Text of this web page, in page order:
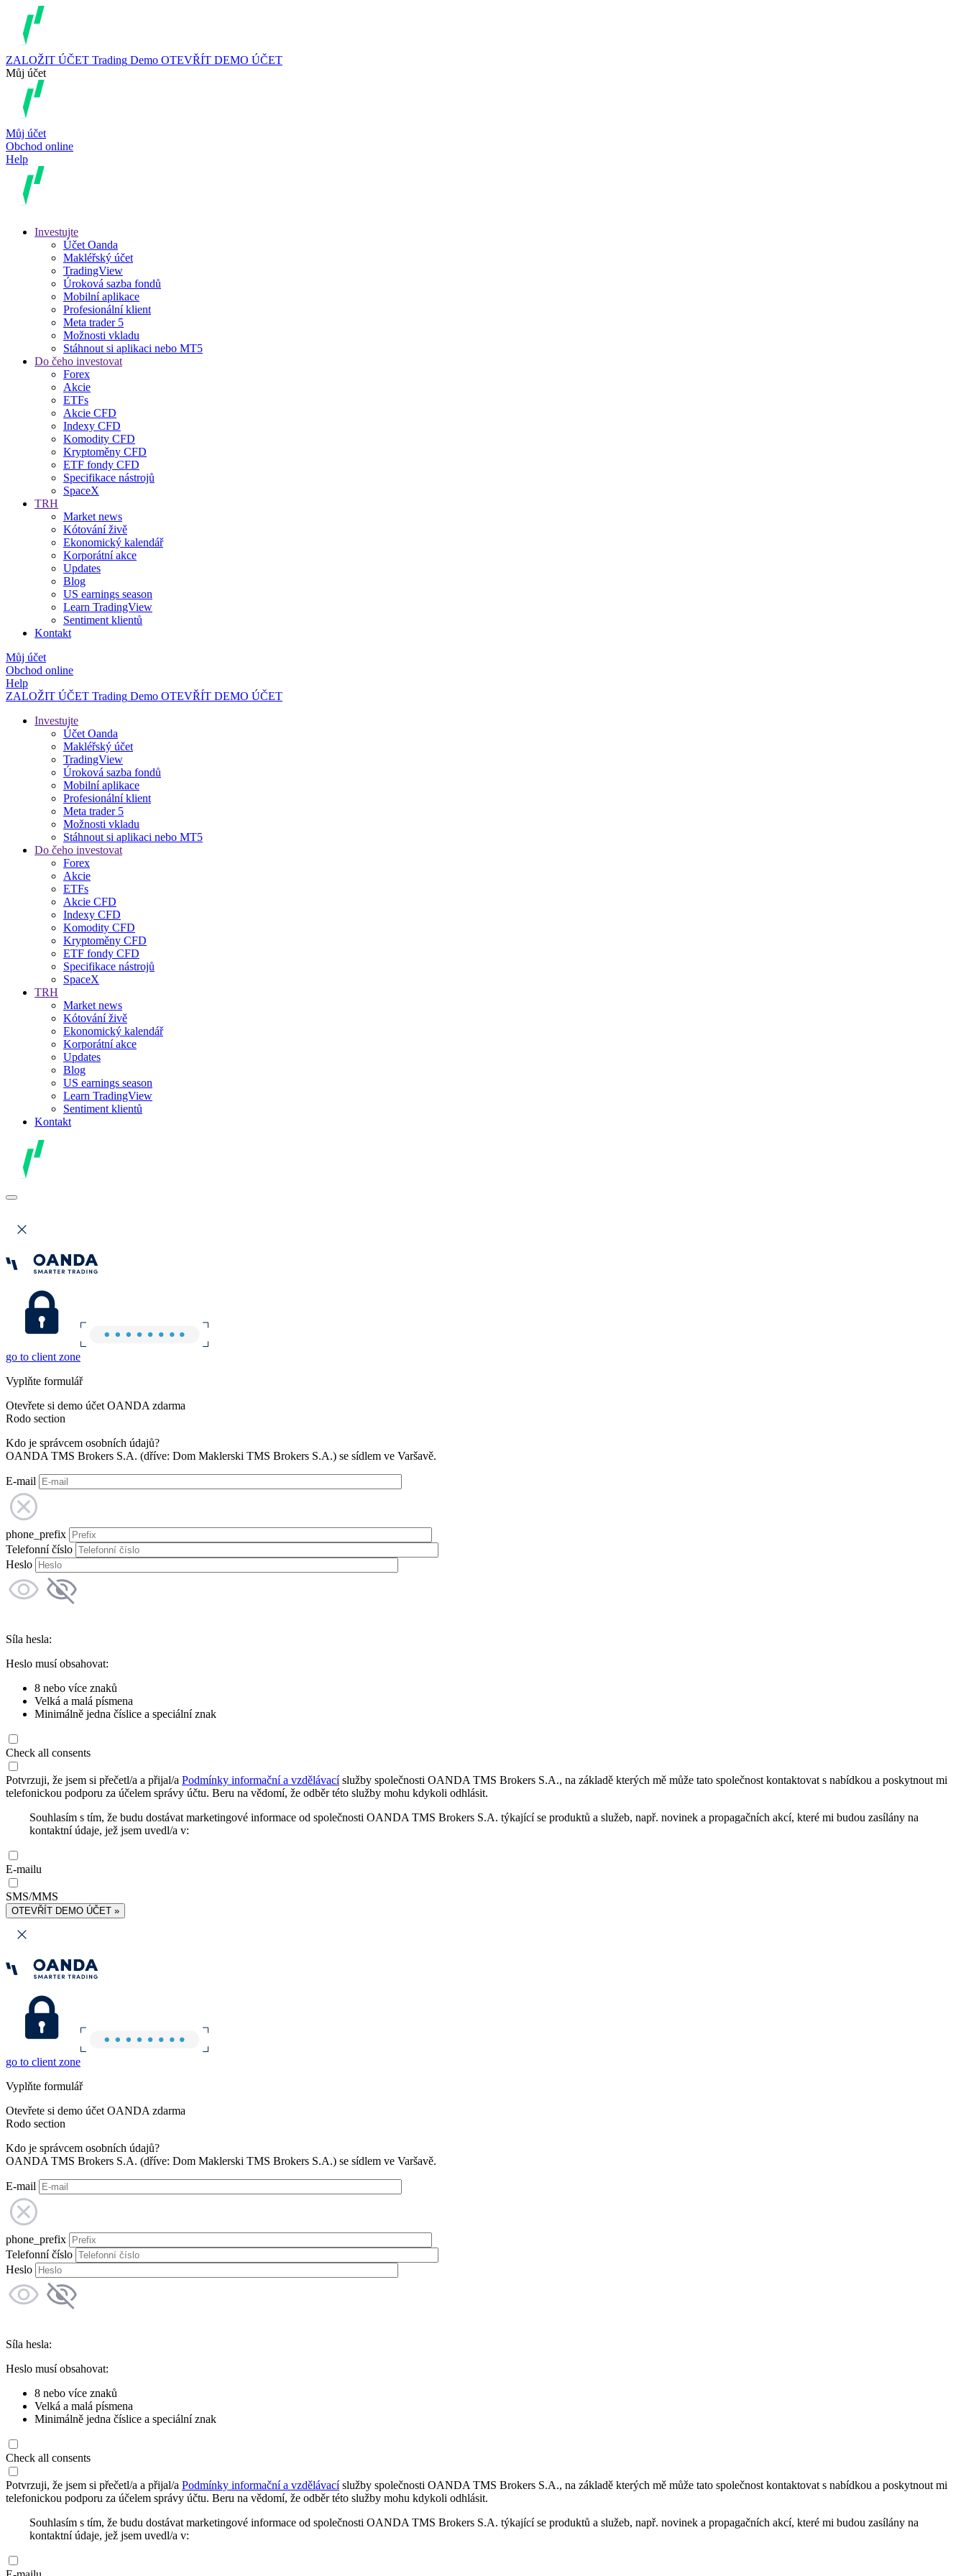
ZALOŽIT ÚČET Trading Demo OTEVŘÍT DEMO ÚČET
Můj účet
Můj účet
Obchod online
Help
Investujte
Účet Oanda
Makléřský účet
TradingView
Úroková sazba fondů
Mobilní aplikace
Profesionální klient
Meta trader 5
Možnosti vkladu
Stáhnout si aplikaci nebo MT5
Do čeho investovat
Forex
Akcie
ETFs
Akcie CFD
Indexy CFD
Komodity CFD
Kryptoměny CFD
ETF fondy CFD
Specifikace nástrojů
SpaceX
TRH
Market news
Kótování živě
Ekonomický kalendář
Korporátní akce
Updates
Blog
US earnings season
Learn TradingView
Sentiment klientů
Kontakt
Můj účet
Obchod online
Help
ZALOŽIT ÚČET Trading Demo OTEVŘÍT DEMO ÚČET
Investujte
Účet Oanda
Makléřský účet
TradingView
Úroková sazba fondů
Mobilní aplikace
Profesionální klient
Meta trader 5
Možnosti vkladu
Stáhnout si aplikaci nebo MT5
Do čeho investovat
Forex
Akcie
ETFs
Akcie CFD
Indexy CFD
Komodity CFD
Kryptoměny CFD
ETF fondy CFD
Specifikace nástrojů
SpaceX
TRH
Market news
Kótování živě
Ekonomický kalendář
Korporátní akce
Updates
Blog
US earnings season
Learn TradingView
Sentiment klientů
Kontakt
go to client zone
Vyplňte formulář
Otevřete si demo účet OANDA zdarma
Rodo section
Kdo je správcem osobních údajů?
OANDA TMS Brokers S.A. (dříve: Dom Maklerski TMS Brokers S.A.) se sídlem ve Varšavě.
E-mail
phone_prefix
Telefonní číslo
Heslo
Síla hesla:
Heslo musí obsahovat:
8 nebo více znaků
Velká a malá písmena
Minimálně jedna číslice a speciální znak
Check all consents
Potvrzuji, že jsem si přečetl/a a přijal/a Podmínky informační a vzdělávacíslužby společnosti OANDA TMS Brokers S.A., na základě kterých mě může tato společnost kontaktovat s nabídkou a poskytnout mi
telefonickou podporu za účelem správy účtu. Beru na vědomí, že odběr této služby mohu kdykoli odhlásit.
Souhlasím s tím, že budu dostávat marketingové informace od společnosti OANDA TMS Brokers S.A. týkající se produktů a služeb, např. novinek a propagačních akcí, které mi budou zasílány na
kontaktní údaje, jež jsem uvedl/a v:
E-mailu
SMS/MMS
OTEVŘÍT DEMO ÚČET »
go to client zone
Vyplňte formulář
Otevřete si demo účet OANDA zdarma
Rodo section
Kdo je správcem osobních údajů?
OANDA TMS Brokers S.A. (dříve: Dom Maklerski TMS Brokers S.A.) se sídlem ve Varšavě.
E-mail
phone_prefix
Telefonní číslo
Heslo
Síla hesla:
Heslo musí obsahovat:
8 nebo více znaků
Velká a malá písmena
Minimálně jedna číslice a speciální znak
Check all consents
Potvrzuji, že jsem si přečetl/a a přijal/a Podmínky informační a vzdělávacíslužby společnosti OANDA TMS Brokers S.A., na základě kterých mě může tato společnost kontaktovat s nabídkou a poskytnout mi
telefonickou podporu za účelem správy účtu. Beru na vědomí, že odběr této služby mohu kdykoli odhlásit.
Souhlasím s tím, že budu dostávat marketingové informace od společnosti OANDA TMS Brokers S.A. týkající se produktů a služeb, např. novinek a propagačních akcí, které mi budou zasílány na
kontaktní údaje, jež jsem uvedl/a v: